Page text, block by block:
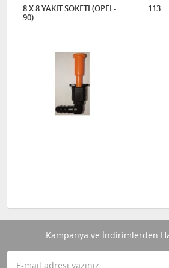
8 X 8 YAKIT SOKETİ (OPEL-
90)
113
Kampanya ve İndirimlerden